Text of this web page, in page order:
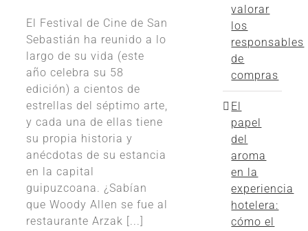
El Festival de Cine de San
Sebastián ha reunido a lo
largo de su vida (este
año celebra su 58
edición) a cientos de
estrellas del séptimo arte,
y cada una de ellas tiene
su propia historia y
anécdotas de su estancia
en la capital
guipuzcoana. ¿Sabían
que Woody Allen se fue al
restaurante Arzak [...]
valorar
los
responsables
de
compras
El
papel
del
aroma
en la
experiencia
hotelera:
cómo el